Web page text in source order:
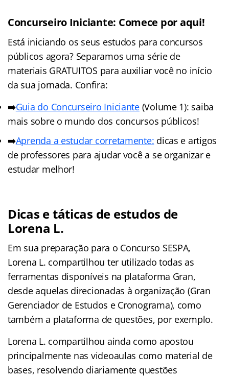
Concurseiro Iniciante: Comece por aqui!
Está iniciando os seus estudos para concursos
públicos agora? Separamos uma série de
materiais GRATUITOS para auxiliar você no início
da sua jornada. Confira:
➡️Guia do Concurseiro Iniciante(Volume 1): saiba
mais sobre o mundo dos concursos públicos!
➡️Aprenda a estudar corretamente: dicas e artigos
de professores para ajudar você a se organizar e
estudar melhor!
Dicas e táticas de estudos de
Lorena L.
Em sua preparação para o Concurso SESPA,
Lorena L. compartilhou ter utilizado todas as
ferramentas disponíveis na plataforma Gran,
desde aquelas direcionadas à organização (Gran
Gerenciador de Estudos e Cronograma), como
também a plataforma de questões, por exemplo.
Lorena L. compartilhou ainda como apostou
principalmente nas videoaulas como material de
bases, resolvendo diariamente questões